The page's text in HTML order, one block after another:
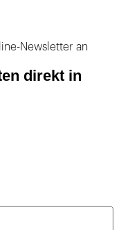
Newsletter an
direkt in